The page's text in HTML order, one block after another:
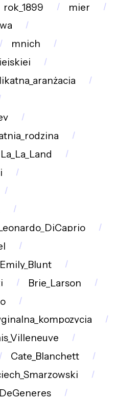
rok_1899
mier
mnich
La_La_Land
Emily_Blunt
Brie_Larson
Cate_Blanchett